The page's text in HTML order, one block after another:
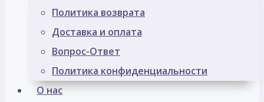
Политика возврата
Доставка и оплата
Вопрос-Ответ
Политика конфиденциальности
О нас